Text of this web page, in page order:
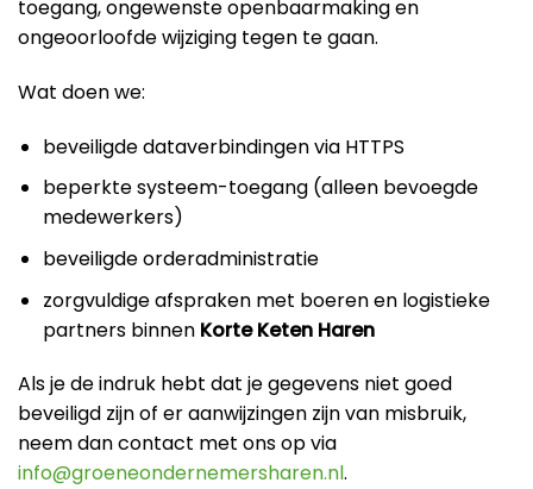
toegang, ongewenste openbaarmaking en
ongeoorloofde wijziging tegen te gaan.
Wat doen we:
beveiligde dataverbindingen via HTTPS
beperkte systeem-toegang (alleen bevoegde
medewerkers)
beveiligde orderadministratie
zorgvuldige afspraken met boeren en logistieke
partners binnen Korte Keten Haren
Als je de indruk hebt dat je gegevens niet goed
beveiligd zijn of er aanwijzingen zijn van misbruik,
neem dan contact met ons op via
info@groeneondernemersharen.nl.